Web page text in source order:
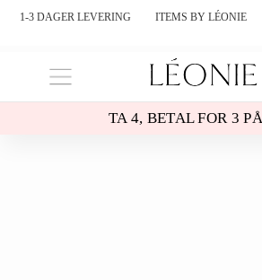
1-3 DAGER LEVERING ITEMS BY LÉONIE
TA 4, BETAL FOR 3